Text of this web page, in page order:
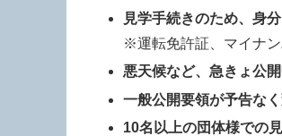
見学手続きのため、身
※運転免許証、マイナ
悪天候など、急きょ公
一般公開要領が予告な
10名以上の団体様での